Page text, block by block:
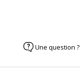
Une question ?